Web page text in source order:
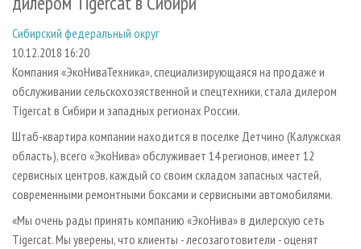
СУШКА ДРЕВЕСИНЫ
ПРОИЗВОДСТВО ДРЕВЕСНЫХ ПЛИТ
ДЕРЕВЯННОЕ ДОМОСТРОЕНИЕ
ПРОИЗВОДСТВО МЕБЕЛИ
БИОЭНЕРГЕТИКА
ЦБП
ПЕРСОНЫ
МОБИЛЬНЫЕ ВЫСТАВКИ
ОФИЦИАЛЬНЫЕ ДЕЛЕГАЦИИ
ПРИОРИТЕТНЫЕ ИНВЕСТПРОЕКТЫ
RUSSIAN FORESTRY REVIEW
ГАЗЕТА ЛЕСПРОМФОРУМ
ПОДПИСКА
КОНТАКТЫ
РЕКЛАМОДАТЕЛЯМ
РЕКЛАМА
РЕКЛАМА НА САЙТЕ
Сибирский федеральный округ
10.12.2018 16:20
Компания «ЭкоНиваТехника», специализирующаяся на продаже и
обслуживании сельскохозяственной и спецтехники, стала дилером
Tigercat в Сибири и западных регионах России.
Штаб-квартира компании находится в поселке Детчино (Калужская
область), всего «ЭкоНива» обслуживает 14 регионов, имеет 12
сервисных центров, каждый со своим складом запасных частей,
современными ремонтными боксами и сервисными автомобилями.
«Мы очень рады принять компанию «ЭкоНива» в дилерскую сеть
Tigercat. Мы уверены, что клиенты - лесозаготовители - оценят